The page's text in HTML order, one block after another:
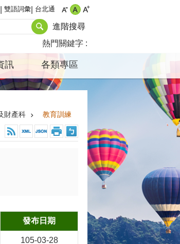
雙語詞彙 台北通
進階搜尋
熱門關鍵字
訊 各類專區
財產科 教育訓練
發布日期
105-03-28